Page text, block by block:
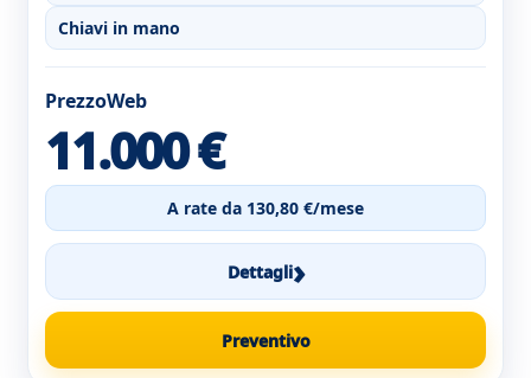
Chiavi in mano
PrezzoWeb
11.000 €
A rate da 130,80 €/mese
Dettagli›
Preventivo